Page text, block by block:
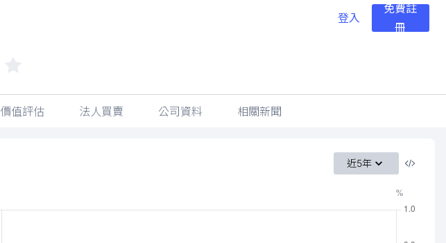
登入
免費註
冊
價值評估 法人買賣 公司資料 相關新聞
近5年